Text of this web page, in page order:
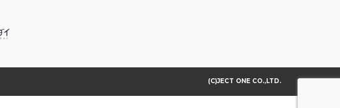
(C)JECT ONE CO.,LTD.